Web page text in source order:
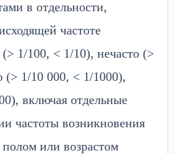
в отдельности,
частоте
1/100, < 1/10), нечасто (>
(> 1/10 000, < 1/1000),
включая отдельные
частоты возникновения
или возрастом